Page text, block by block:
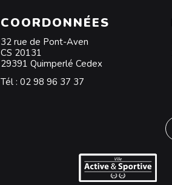
COORDONNÉES
32 rue de Pont-Aven
CS 20131
29391 Quimperlé Cedex
Tél : 02 98 96 37 37